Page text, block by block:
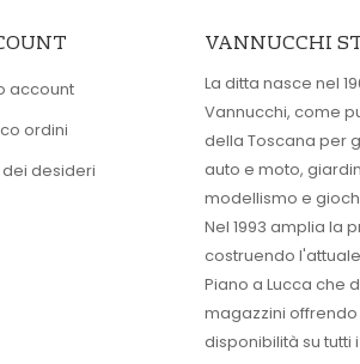
account
ordini
dei desideri
VANNUCCHI
La ditta nasce nel
Vannucchi, come
della Toscana per
auto e moto,
modellismo e
Nel 1993 amplia la
costruendo
Piano a Lucca che
magazzini
disponibilità su tutti